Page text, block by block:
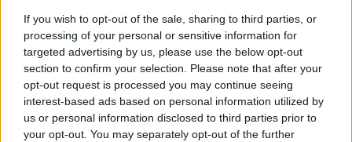
If you wish to opt-out of the sale, sharing to third parties, or
processing of your personal or sensitive information for
targeted advertising by us, please use the below opt-out
section to confirm your selection. Please note that after your
opt-out request is processed you may continue seeing
interest-based ads based on personal information utilized by
us or personal information disclosed to third parties prior to
your opt-out. You may separately opt-out of the further
του Δήμου Κομοτηνής, για τη συλλογή και προσφορά
ειδών, που διανεμήθηκαν και συνεχίζουν να διανέμονται
καθημερινά από την Αντιδημαρχία σε συμπολίτες κάθε
ηλικίας, που έχουν άμεση ανάκη.
Η έμπρακτη συμμετοχή τους στην προσπάθεια της